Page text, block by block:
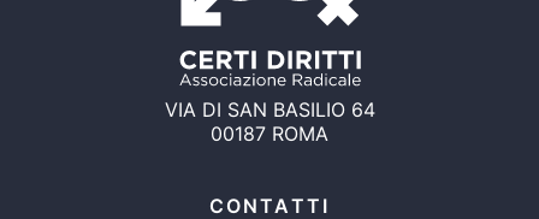
VIA DI SAN BASILIO 64
00187 ROMA
CONTATTI